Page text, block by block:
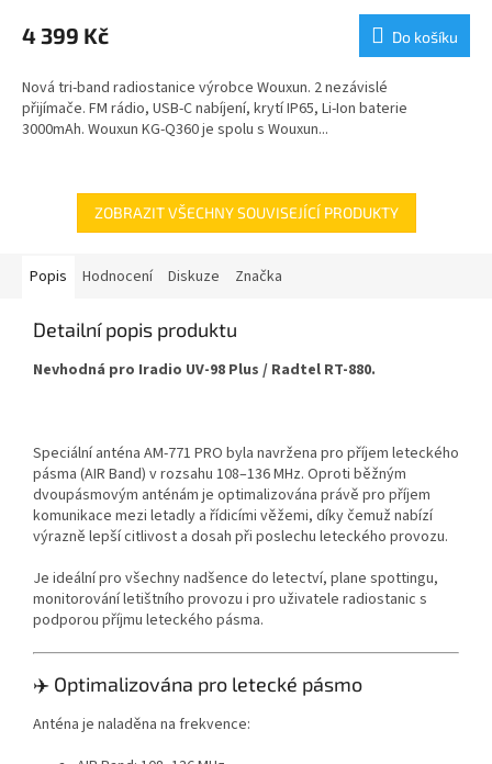
produktu
je
z
5
hvězdiček.
4 399 Kč Do košíku
Nová tri-band radiostanice výrobce Wouxun. 2 nezávislé
přijímače. FM rádio, USB-C nabíjení, krytí IP65, Li-Ion baterie
3000mAh. Wouxun KG-Q360 je spolu s Wouxun...
ZOBRAZIT VŠECHNY SOUVISEJÍCÍ PRODUKTY
Popis Hodnocení Diskuze Značka
Detailní popis produktu
Nevhodná pro Iradio UV-98 Plus / Radtel RT-880.
Speciální anténa AM-771 PRO byla navržena pro příjem leteckého
pásma (AIR Band) v rozsahu 108–136 MHz. Oproti běžným
dvoupásmovým anténám je optimalizována právě pro příjem
komunikace mezi letadly a řídicími věžemi, díky čemuž nabízí
výrazně lepší citlivost a dosah při poslechu leteckého provozu.
Je ideální pro všechny nadšence do letectví, plane spottingu,
monitorování letištního provozu i pro uživatele radiostanic s
podporou příjmu leteckého pásma.
✈️ Optimalizována pro letecké pásmo
Anténa je naladěna na frekvence: